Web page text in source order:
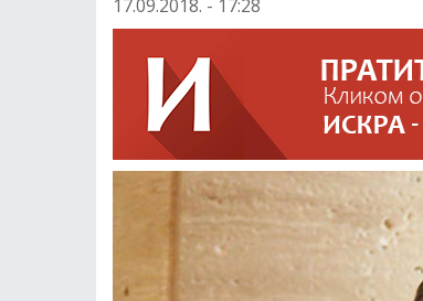
17.09.2018. - 17:28